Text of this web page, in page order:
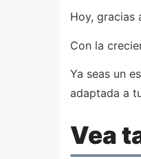
Hoy, gracias
Con la
Ya seas un
adaptada a
Vea